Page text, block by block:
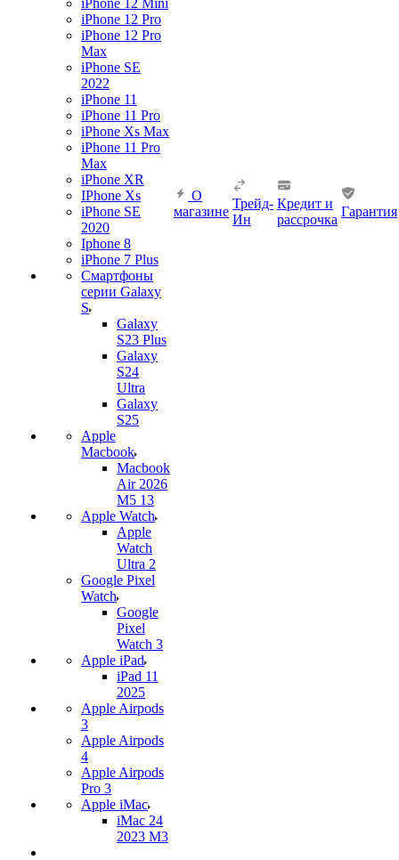
iPhone 12 Mini
iPhone 12 Pro
iPhone 12 Pro
Max
iPhone SE
2022
iPhone 11
iPhone 11 Pro
iPhone Xs Max
iPhone 11 Pro
Max
iPhone XR
IPhone Xs
iPhone SE
2020
Iphone 8
iPhone 7 Plus
Смартфоны
серии Galaxy
S
Galaxy
S23 Plus
Galaxy
S24
Ultra
Galaxy
S25
Apple
Macbook
Macbook
Air 2026
M5 13
Apple Watch
Apple
Watch
Ultra 2
Google Pixel
Watch
Google
Pixel
Watch 3
Apple iPad
iPad 11
2025
Apple Airpods
3
Apple Airpods
4
Apple Airpods
Pro 3
Apple iMac
iMac 24
2023 M3
О
магазине
Трейд-
Ин
Кредит и
рассрочка
Гарантия